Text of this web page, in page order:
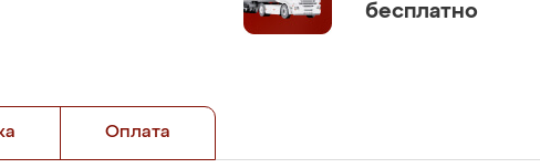
бесплатно
Оплата